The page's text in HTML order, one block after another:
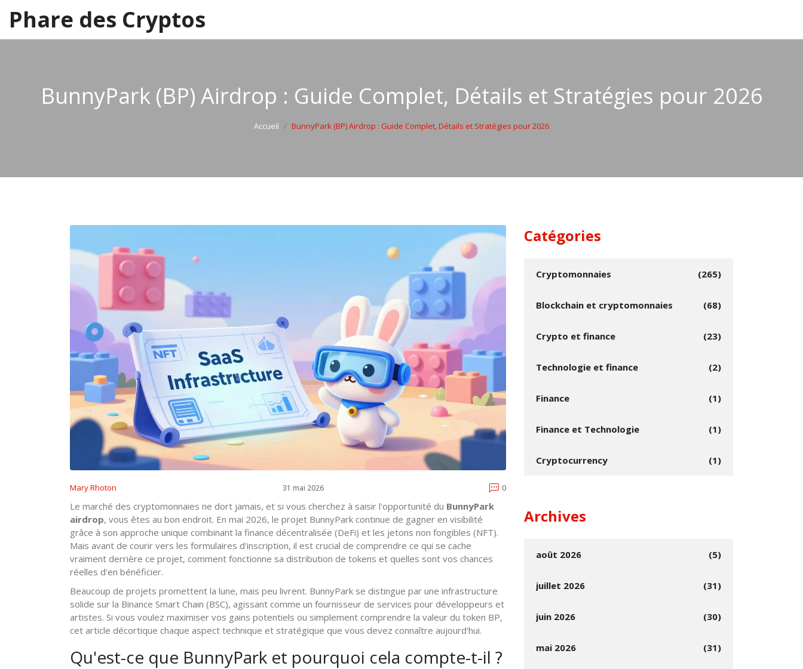
Phare des Cryptos
BunnyPark (BP) Airdrop : Guide Complet, Détails et Stratégies pour 2026
Accueil BunnyPark (BP) Airdrop : Guide Complet, Détails et Stratégies pour 2026
Mary Rhoton 31 mai 2026 0
Le marché des cryptomonnaies ne dort jamais, et si vous cherchez à saisir l'opportunité du BunnyPark
airdrop, vous êtes au bon endroit. En mai 2026, le projet BunnyPark continue de gagner en visibilité
grâce à son approche unique combinant la finance décentralisée (DeFi) et les jetons non fongibles (NFT).
Mais avant de courir vers les formulaires d'inscription, il est crucial de comprendre ce qui se cache
vraiment derrière ce projet, comment fonctionne sa distribution de tokens et quelles sont vos chances
réelles d'en bénéficier.
Beaucoup de projets promettent la lune, mais peu livrent. BunnyPark se distingue par une infrastructure
solide sur la Binance Smart Chain (BSC), agissant comme un fournisseur de services pour développeurs et
artistes. Si vous voulez maximiser vos gains potentiels ou simplement comprendre la valeur du token BP,
cet article décortique chaque aspect technique et stratégique que vous devez connaître aujourd'hui.
Qu'est-ce que BunnyPark et pourquoi cela compte-t-il ?
Catégories
Cryptomonnaies (265)
Blockchain et cryptomonnaies (68)
Crypto et finance (23)
Technologie et finance (2)
Finance (1)
Finance et Technologie (1)
Cryptocurrency (1)
Archives
août 2026 (5)
juillet 2026 (31)
juin 2026 (30)
mai 2026 (31)